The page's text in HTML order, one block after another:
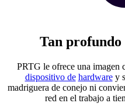
Tan profundo
PRTG le ofrece una imagen
dispositivo de hardwarey
madriguera de conejo ni
red en el trabajo a